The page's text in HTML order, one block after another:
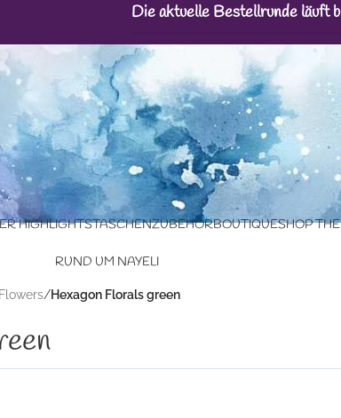
Die aktuelle Bestellrunde läuft
HIGHLIGHTSTASCHENZUBEHÖRBOUTIQUESHOP
RUND UM NAYELI
Flowers/Hexagon Florals green